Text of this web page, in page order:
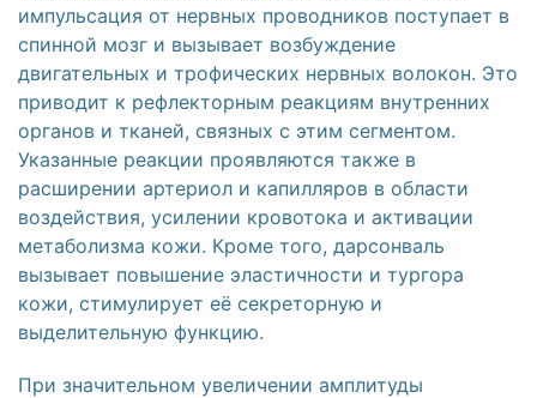
импульсация от нервных проводников поступает в
спинной мозг и вызывает возбуждение
двигательных и трофических нервных волокон. Это
приводит к рефлекторным реакциям внутренних
органов и тканей, связных с этим сегментом.
Указанные реакции проявляются также в
расширении артериол и капилляров в области
воздействия, усилении кровотока и активации
метаболизма кожи. Кроме того, дарсонваль
вызывает повышение эластичности и тургора
кожи, стимулирует её секреторную и
выделительную функцию.
При значительном увеличении амплитуды